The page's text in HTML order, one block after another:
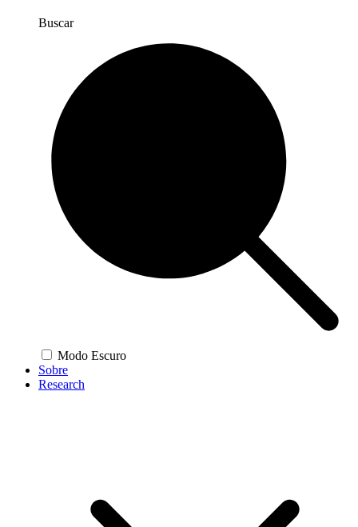
Buscar
Modo Escuro
Sobre
Research